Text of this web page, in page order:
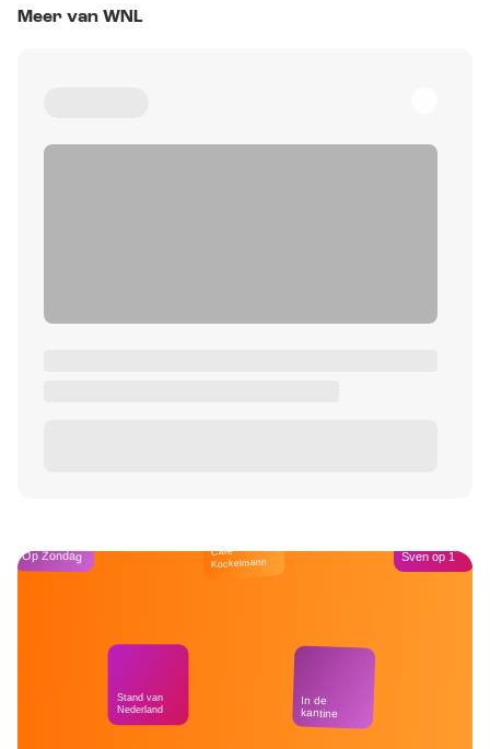
Meer van WNL
Op Zondag
Stand van
Nederland
Café
Kockelmann
In de
kantine
Sven op 1